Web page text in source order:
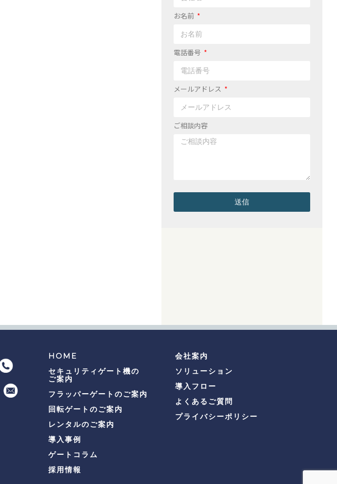
お名前
電話番号
メールアドレス
ご相談内容
送信
HOME
セキュリティゲート機の
ご案内
フラッパーゲートのご案内
回転ゲートのご案内
レンタルのご案内
導入事例
ゲートコラム
採用情報
会社案内
ソリューション
導入フロー
よくあるご質問
プライバシーポリシー